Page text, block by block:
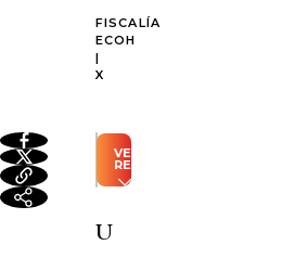
FISCALÍA
ECOH
|
X
VER
RESUMEN
generado
U